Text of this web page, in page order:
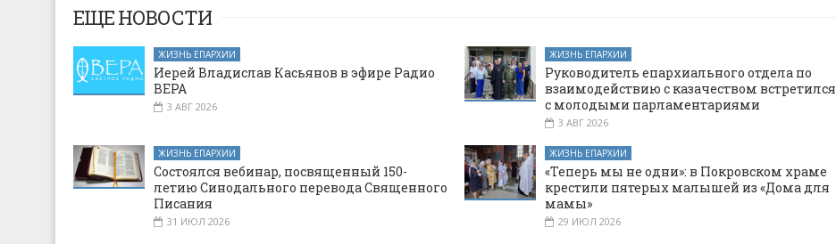
ЕЩЕ НОВОСТИ
ЖИЗНЬ ЕПАРХИИ
Иерей Владислав Касьянов в эфире Радио
ВЕРА
3 АВГ 2026
ЖИЗНЬ ЕПАРХИИ
Руководитель епархиального отдела по
взаимодействию с казачеством встретился
с молодыми парламентариями
3 АВГ 2026
ЖИЗНЬ ЕПАРХИИ
Состоялся вебинар, посвященный 150-
летию Синодального перевода Священного
Писания
31 ИЮЛ 2026
ЖИЗНЬ ЕПАРХИИ
«Теперь мы не одни»: в Покровском храме
крестили пятерых малышей из «Дома для
мамы»
29 ИЮЛ 2026